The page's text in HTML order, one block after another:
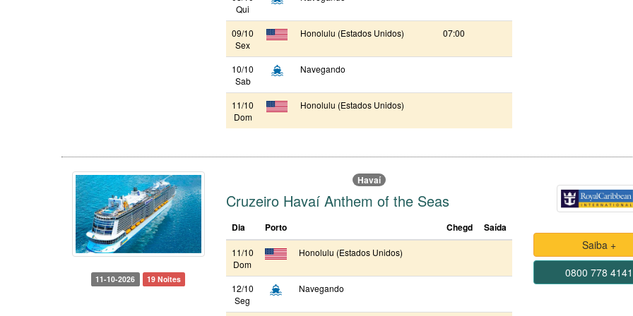
Qui
09/10
Sex
Honolulu (Estados Unidos) 07:00
10/10
Sab
Navegando
11/10
Dom
Honolulu (Estados Unidos)
11-10-2026 19 Noites
Havaí
Cruzeiro Havaí Anthem of the Seas
Dia Porto Chegd Saída
11/10
Dom
Honolulu (Estados Unidos)
12/10
Seg
Navegando
Saiba +
0800 778 4141